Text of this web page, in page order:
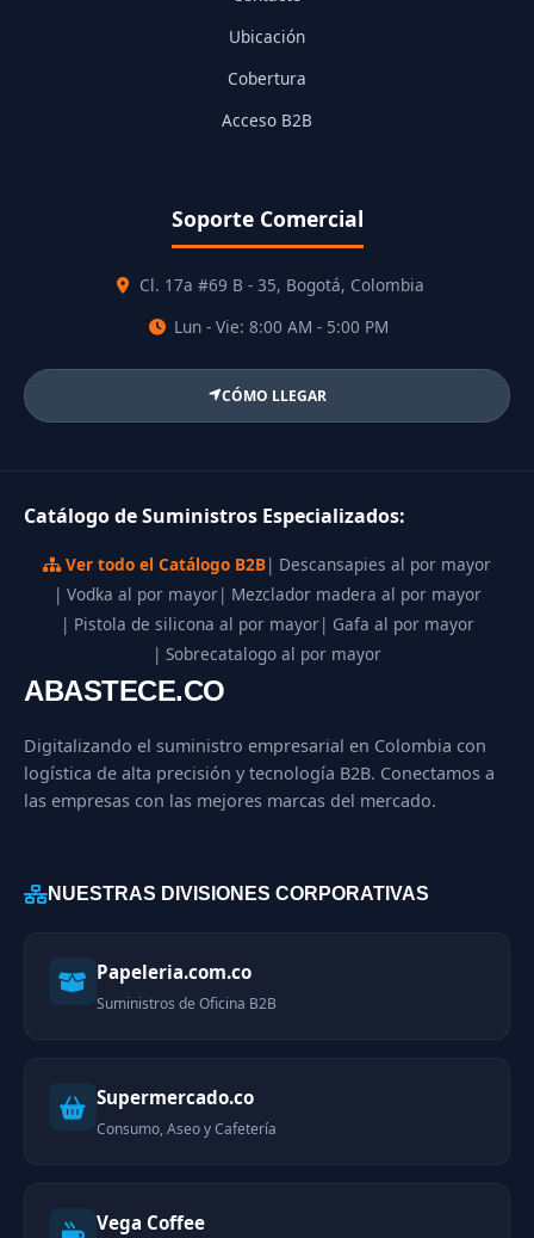
Ubicación
Cobertura
Acceso B2B
Soporte Comercial
Cl. 17a #69 B - 35, Bogotá, Colombia
Lun - Vie: 8:00 AM - 5:00 PM
CÓMO LLEGAR
Catálogo de Suministros Especializados:
Ver todo el Catálogo B2B| Descansapies al por mayor
| Vodka al por mayor| Mezclador madera al por mayor
| Pistola de silicona al por mayor| Gafa al por mayor
| Sobrecatalogo al por mayor
ABASTECE.CO
Digitalizando el suministro empresarial en Colombia con
logística de alta precisión y tecnología B2B. Conectamos a
las empresas con las mejores marcas del mercado.
NUESTRAS DIVISIONES CORPORATIVAS
Papeleria.com.co
Suministros de Oficina B2B
Supermercado.co
Consumo, Aseo y Cafetería
Vega Coffee